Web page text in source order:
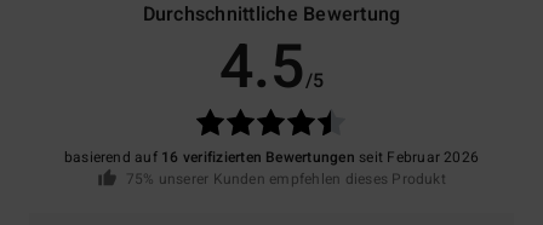
Durchschnittliche Bewertung
4.5/5
basierend auf 16 verifizierten Bewertungen seit Februar 2026
75% unserer Kunden empfehlen dieses Produkt